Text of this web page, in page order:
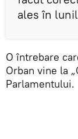
ales în
O întrebare
Orban vine la
Parlamentului.